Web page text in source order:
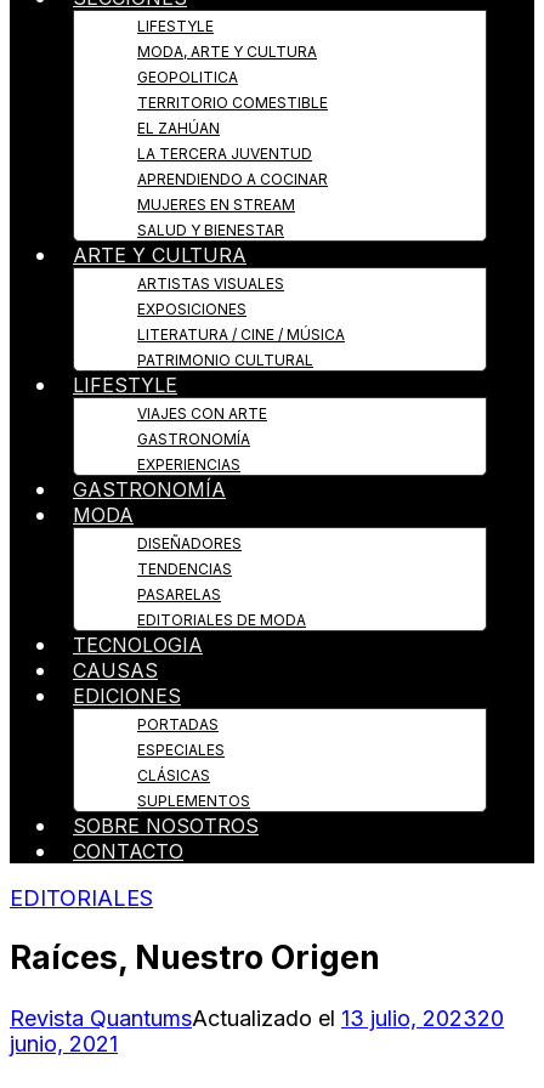
LIFESTYLE
MODA, ARTE Y CULTURA
GEOPOLITICA
TERRITORIO COMESTIBLE
EL ZAHÚAN
LA TERCERA JUVENTUD
APRENDIENDO A COCINAR
MUJERES EN STREAM
SALUD Y BIENESTAR
ARTE Y CULTURA
ARTISTAS VISUALES
EXPOSICIONES
LITERATURA / CINE / MÚSICA
PATRIMONIO CULTURAL
LIFESTYLE
VIAJES CON ARTE
GASTRONOMÍA
EXPERIENCIAS
GASTRONOMÍA
MODA
DISEÑADORES
TENDENCIAS
PASARELAS
EDITORIALES DE MODA
TECNOLOGIA
CAUSAS
EDICIONES
PORTADAS
ESPECIALES
CLÁSICAS
SUPLEMENTOS
SOBRE NOSOTROS
CONTACTO
EDITORIALES
Raíces, Nuestro Origen
Revista QuantumsActualizado el 13 julio, 202320
junio, 2021